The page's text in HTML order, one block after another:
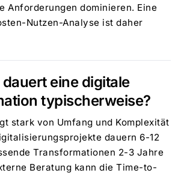
Anforderungen dominieren. Eine
Nutzen-Analyse ist daher
eine digitale
typischerweise?
stark von Umfang und Komplexität
dauern 6-12
Transformationen 2-3 Jahre
Beratung kann die Time-to-